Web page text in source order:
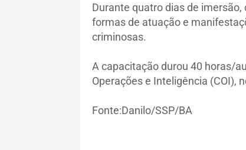
Durante quatro dias de
formas de atuação e
criminosas.
A capacitação durou 40 horas/
Operações e Inteligência (COI),
Fonte:Danilo/SSP/BA